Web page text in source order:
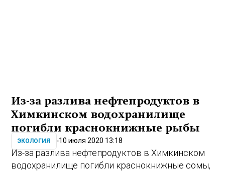
Из-за разлива нефтепродуктов в
Химкинском водохранилище
погибли краснокнижные рыбы
ЭКОЛОГИЯ 10 июля 2020 13:18
Из-за разлива нефтепродуктов в Химкинском
водохранилище погибли краснокнижные сомы,